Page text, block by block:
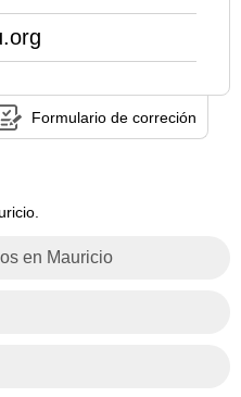
Formulario de correción
en Mauricio